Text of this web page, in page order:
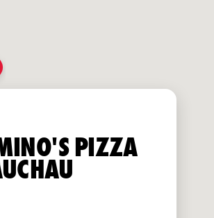
PIZZA